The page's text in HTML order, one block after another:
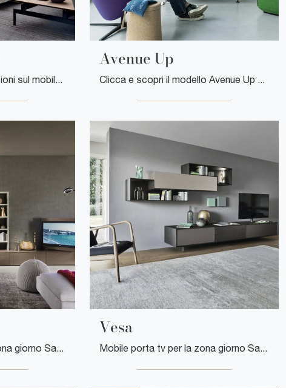
Avenue Up
Mobile porta tv per la zona giorno Sangiacomo in legno: clicca e ottieni informazioni sul modello Vision Lampo, pensato per spazi moderni.
Vesa
Mobile porta tv per la zona giorno Sangiacomo in metallo: clicca e ottieni informazioni sul modello Vesa, ideale per spazi moderni.